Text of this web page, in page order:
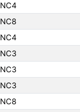
NC4
NC8
NC4
NC3
NC3
NC3
NC8